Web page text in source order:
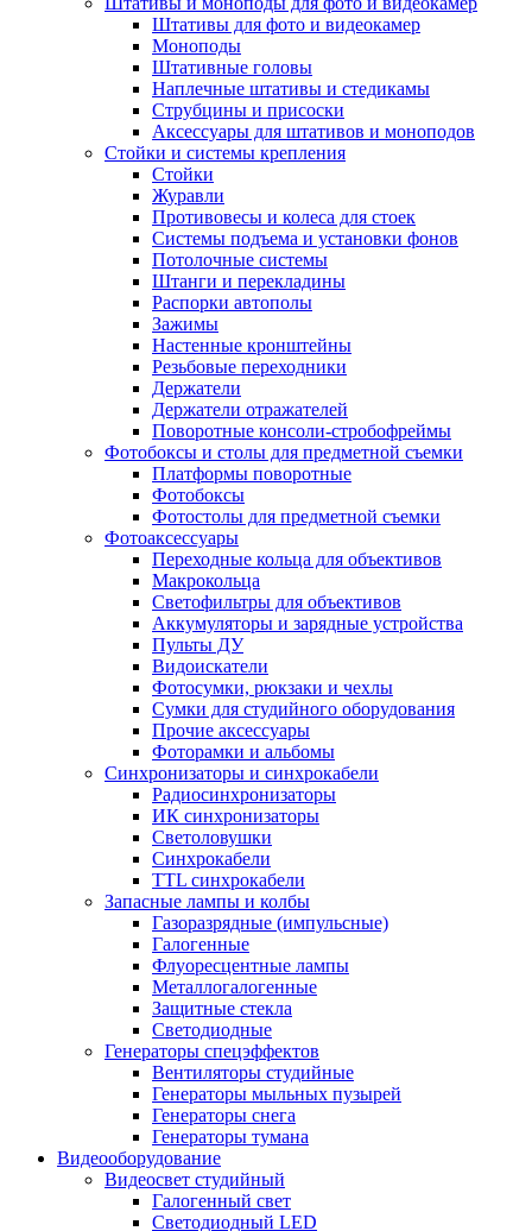
Штативы для фото и видеокамер
Моноподы
Штативные головы
Наплечные штативы и стедикамы
Струбцины и присоски
Аксессуары для штативов и моноподов
Стойки и системы крепления
Стойки
Журавли
Противовесы и колеса для стоек
Системы подъема и установки фонов
Потолочные системы
Штанги и перекладины
Распорки автополы
Зажимы
Настенные кронштейны
Резьбовые переходники
Держатели
Держатели отражателей
Поворотные консоли-стробофреймы
Фотобоксы и столы для предметной съемки
Платформы поворотные
Фотобоксы
Фотостолы для предметной съемки
Фотоаксессуары
Переходные кольца для объективов
Макрокольца
Светофильтры для объективов
Аккумуляторы и зарядные устройства
Пульты ДУ
Видоискатели
Фотосумки, рюкзаки и чехлы
Сумки для студийного оборудования
Прочие аксессуары
Фоторамки и альбомы
Синхронизаторы и синхрокабели
Радиосинхронизаторы
ИК синхронизаторы
Светоловушки
Синхрокабели
TTL синхрокабели
Запасные лампы и колбы
Газоразрядные (импульсные)
Галогенные
Флуоресцентные лампы
Металлогалогенные
Защитные стекла
Светодиодные
Генераторы спецэффектов
Вентиляторы студийные
Генераторы мыльных пузырей
Генераторы снега
Генераторы тумана
Видеооборудование
Видеосвет студийный
Галогенный свет
Светодиодный LED